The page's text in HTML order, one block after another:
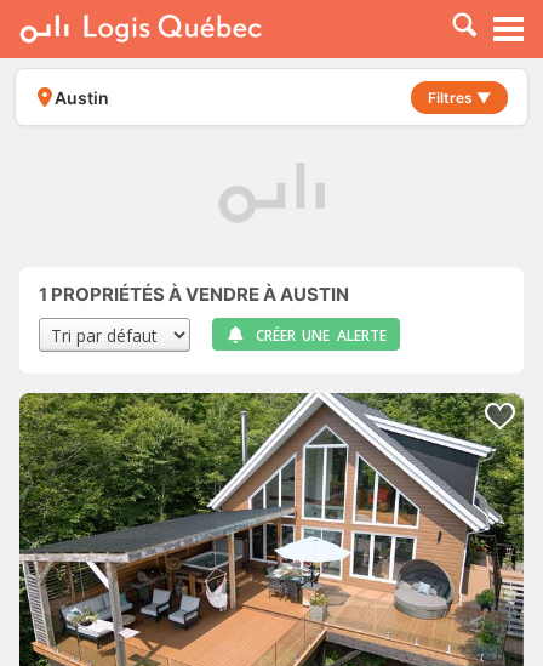
À LOUER
À VENDRE
PLACER UNE ANNONCE
Austin Filtres ▼
1 PROPRIÉTÉS À VENDRE À AUSTIN
CRÉER UNE ALERTE